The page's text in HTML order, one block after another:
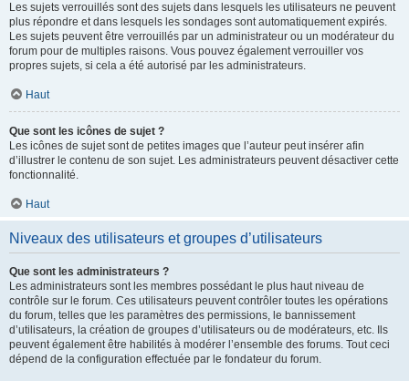
Les sujets verrouillés sont des sujets dans lesquels les utilisateurs ne peuvent
plus répondre et dans lesquels les sondages sont automatiquement expirés.
Les sujets peuvent être verrouillés par un administrateur ou un modérateur du
forum pour de multiples raisons. Vous pouvez également verrouiller vos
propres sujets, si cela a été autorisé par les administrateurs.
Haut
Que sont les icônes de sujet ?
Les icônes de sujet sont de petites images que l’auteur peut insérer afin
d’illustrer le contenu de son sujet. Les administrateurs peuvent désactiver cette
fonctionnalité.
Haut
Niveaux des utilisateurs et groupes d’utilisateurs
Que sont les administrateurs ?
Les administrateurs sont les membres possédant le plus haut niveau de
contrôle sur le forum. Ces utilisateurs peuvent contrôler toutes les opérations
du forum, telles que les paramètres des permissions, le bannissement
d’utilisateurs, la création de groupes d’utilisateurs ou de modérateurs, etc. Ils
peuvent également être habilités à modérer l’ensemble des forums. Tout ceci
dépend de la configuration effectuée par le fondateur du forum.